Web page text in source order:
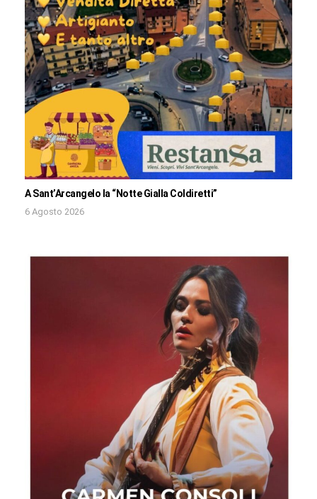
A Sant’Arcangelo la “Notte Gialla Coldiretti”
6 Agosto 2026